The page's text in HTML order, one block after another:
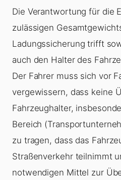
Die Verantwortung für die
zulässigen
Ladungssicherung trifft
auch den Halter des
Der Fahrer muss sich vor
vergewissern, dass keine
Fahrzeughalter,
Bereich
zu tragen, dass das
Straßenverkehr teilnimmt
notwendigen Mittel zur